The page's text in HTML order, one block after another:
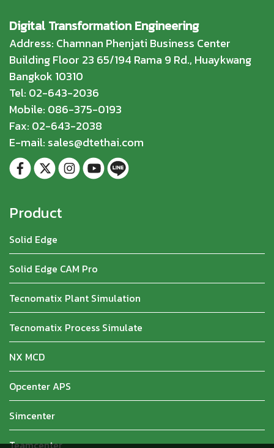
Digital Transformation Engineering
Address: Chamnan Phenjati Business Center
Building Floor 23 65/194 Rama 9 Rd., Huaykwang
Bangkok 10310
Tel: 02-643-2036
Mobile: 086-375-0193
Fax: 02-643-2038
E-mail: sales@dtethai.com
Product
Solid Edge
Solid Edge CAM Pro
Tecnomatix Plant Simulation
Tecnomatix Process Simulate
NX MCD
Opcenter APS
Simcenter
Teamcenter